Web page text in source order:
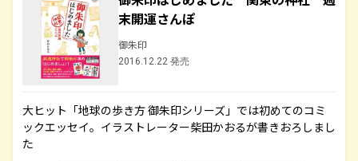
末開運さんぽ
御朱印
2016.12.22 発売
大ヒット「地球の歩き方 御朱印シリーズ」では初めてのコミ
ックエッセイ。イラストレーター柴田かおるが書きおろしまし
た